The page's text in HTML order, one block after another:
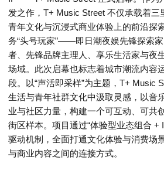
发之作，T+ Music Street 不仅承载着三
青年文化与沉浸式商业体验上的前沿探
务“头号玩家”——即日潮夜娱先锋探索
者、先锋品牌主理人、享乐生活家与夜
场域。此次启幕也标志着城市潮流内容
段。以“声活即采样”为主题，T+ Music
生活与青年社群文化中汲取灵感，以音
业与社区力量，构建一个可互动、可共
街区样本。项目通过“体验型业态组合 +
驱动机制，全面打通文化体验与消费场
与商业内容之间的连接方式。